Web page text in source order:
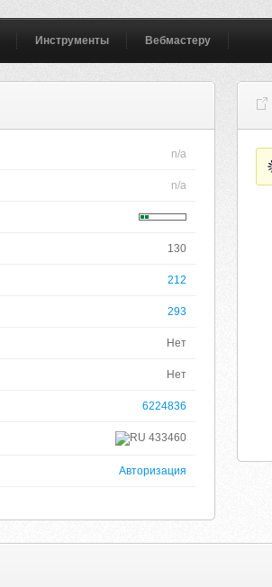
Инструменты Вебмастеру
n/a
n/a
130
212
293
Нет
Нет
6224836
433460
Авторизация